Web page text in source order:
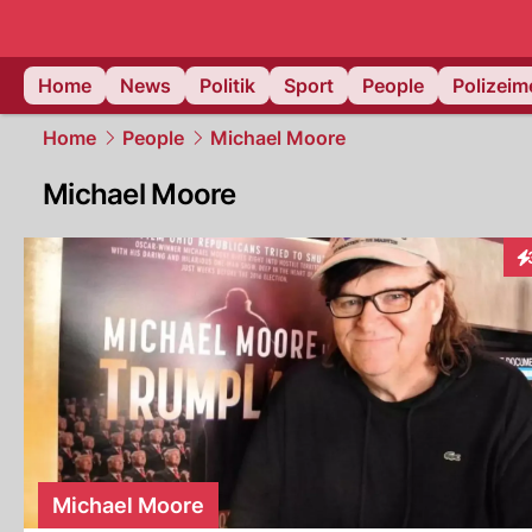
Home
News Politik Sport People
Home People Michael Moore
Michael Moore
Michael Moore